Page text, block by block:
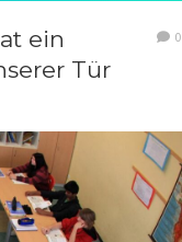
ein
Tür
0